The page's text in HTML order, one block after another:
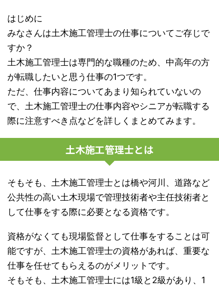
はじめに
みなさんは土木施工管理士の仕事についてご存じで
すか？
土木施工管理士は専門的な職種のため、中高年の方
が転職したいと思う仕事の1つです。
ただ、仕事内容についてあまり知られていないの
で、土木施工管理士の仕事内容やシニアが転職する
際に注意すべき点などを詳しくまとめてみます。
土木施工管理士とは
そもそも、土木施工管理士とは橋や河川、道路など
公共性の高い土木現場で管理技術者や主任技術者と
して仕事をする際に必要となる資格です。
資格がなくても現場監督として仕事をすることは可
能ですが、土木施工管理士の資格があれば、重要な
仕事を任せてもらえるのがメリットです。
そもそも、土木施工管理士には1級と2級があり、1